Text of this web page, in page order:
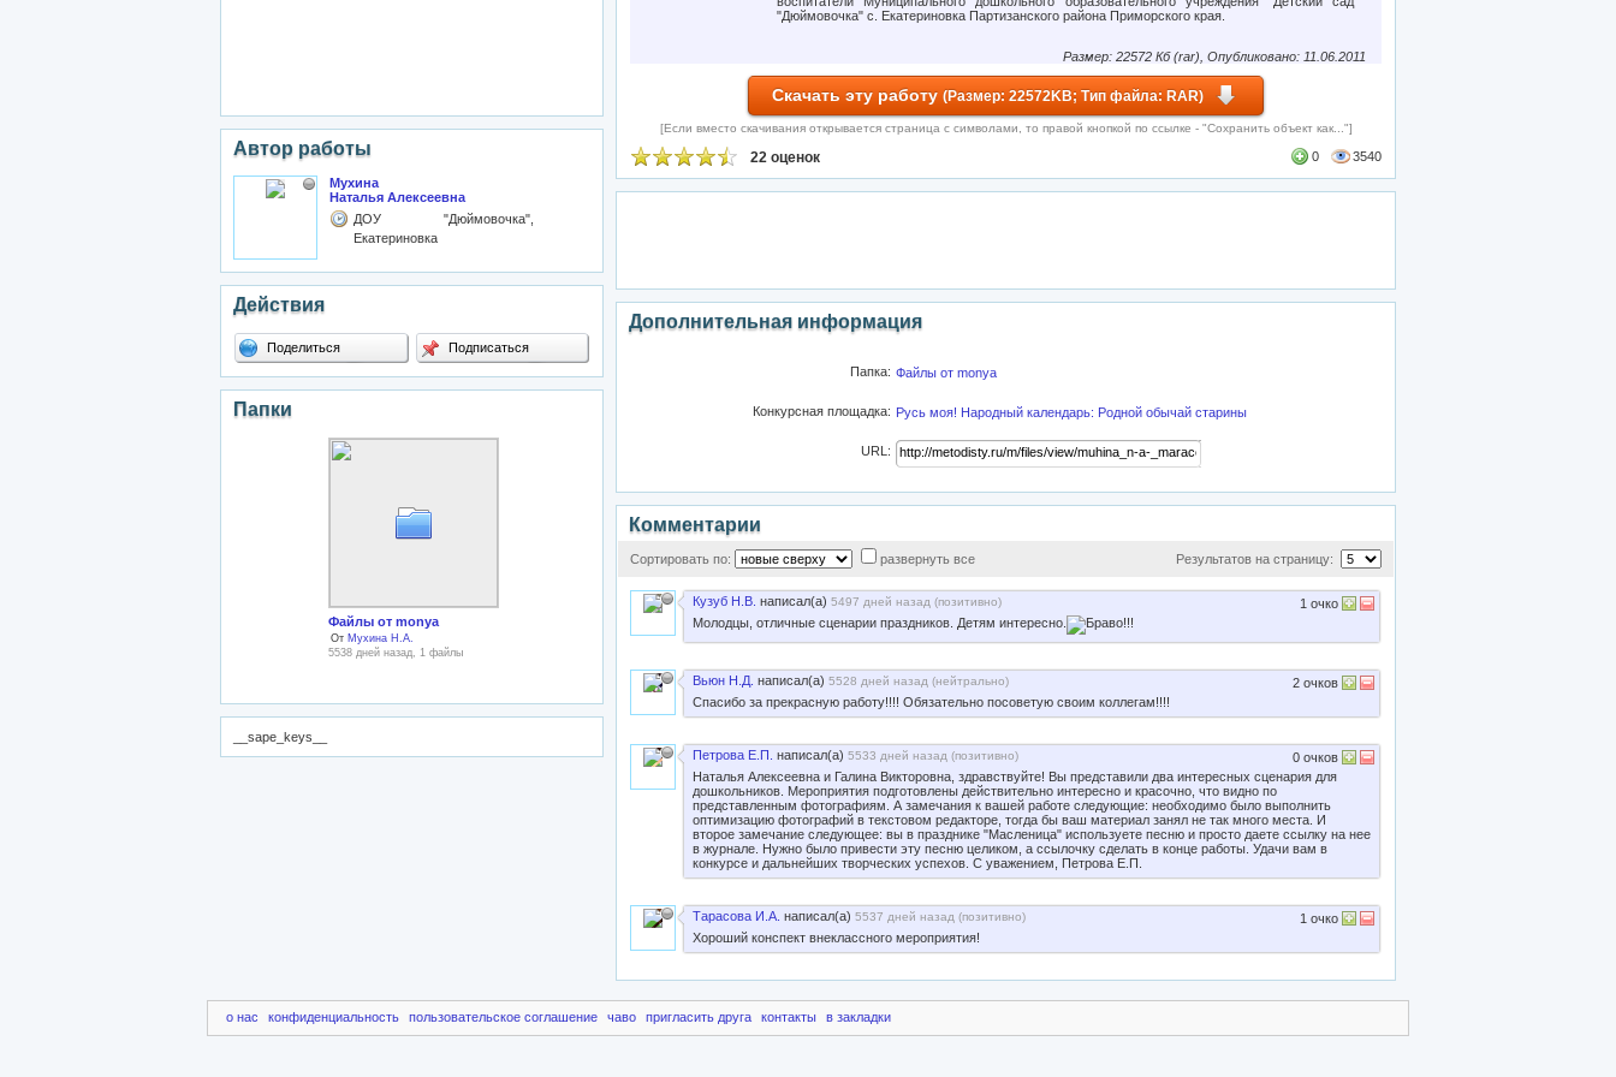
Автор работы
Мухина
Наталья Алексеевна
ДОУ "Дюймовочка",
Екатериновка
Действия
Поделиться Подписаться
Папки
Файлы от monya
От Мухина Н.А.
5538 дней назад, 1 файлы
__sape_keys__
"Дюймовочка" с. Екатериновка Партизанского района Приморского края.
Размер: 22572 Кб (rar), Опубликовано: 11.06.2011
Скачать эту работу (Размер: 22572KB; Тип файла: RAR)
[Если вместо скачивания открывается страница с символами, то правой кнопкой по ссылке - "Сохранить объект как..."]
22 оценок 0 3540
Дополнительная информация
Папка: Файлы от monya
Конкурсная площадка: Русь моя! Народный календарь: Родной обычай старины
URL:
Комментарии
Сортировать по: развернуть все Результатов на страницу:
Кузуб Н.В. написал(а) 5497 дней назад (позитивно)
Молодцы, отличные сценарии праздников. Детям интересно.
1 очко
Вьюн Н.Д. написал(а) 5528 дней назад (нейтрально)
Спасибо за прекрасную работу!!!! Обязательно посоветую своим коллегам!!!!
2 очков
Петрова Е.П. написал(а) 5533 дней назад (позитивно)
Наталья Алексеевна и Галина Викторовна, здравствуйте! Вы представили два интересных сценария для
дошкольников. Мероприятия подготовлены действительно интересно и красочно, что видно по
представленным фотографиям. А замечания к вашей работе следующие: необходимо было выполнить
оптимизацию фотографий в текстовом редакторе, тогда бы ваш материал занял не так много места. И
второе замечание следующее: вы в празднике "Масленица" используете песню и просто даете ссылку на нее
в журнале. Нужно было привести эту песню целиком, а ссылочку сделать в конце работы. Удачи вам в
конкурсе и дальнейших творческих успехов. С уважением, Петрова Е.П.
0 очков
Тарасова И.А. написал(а) 5537 дней назад (позитивно)
Хороший конспект внеклассного мероприятия!
1 очко
о нас конфиденциальность пользовательское соглашение чаво пригласить друга контакты в закладки